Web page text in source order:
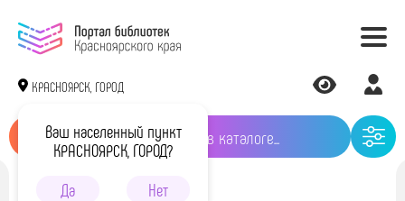
КРАСНОЯРСК, ГОРОД
Ваш населенный пункт
КРАСНОЯРСК, ГОРОД?
Да
Нет
Искать в библиотеке: